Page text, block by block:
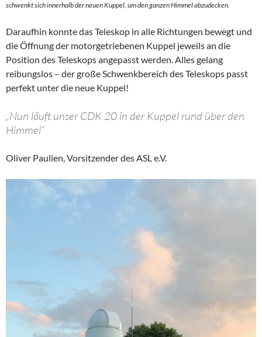
schwenkt sich innerhalb der neuen Kuppel, um den ganzen Himmel abzudecken.
Daraufhin konnte das Teleskop in alle Richtungen bewegt und
die Öffnung der motorgetriebenen Kuppel jeweils an die
Position des Teleskops angepasst werden. Alles gelang
reibungslos – der große Schwenkbereich des Teleskops passt
perfekt unter die neue Kuppel!
„Nun läuft unser CDK 20 in der Kuppel rund über den
Himmel“
Oliver Paulien, Vorsitzender des ASL e.V.